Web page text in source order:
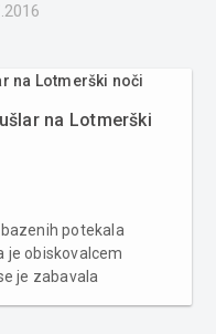
na Lotmerški
potekala
je obiskovalcem
je zabavala